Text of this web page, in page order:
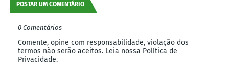
POSTAR UM COMENTÁRIO
0 Comentários
Comente, opine com responsabilidade, violação dos
termos não serão aceitos. Leia nossa Política de
Privacidade.